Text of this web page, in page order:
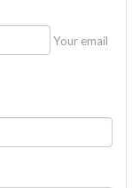
Your email